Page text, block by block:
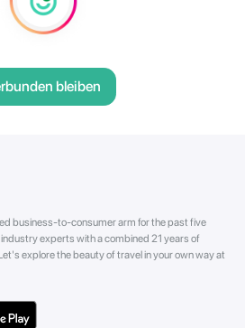
bleiben
business-to-consumer arm for the past five
experts with a combined 21 years of
explore the beauty of travel in your own way at